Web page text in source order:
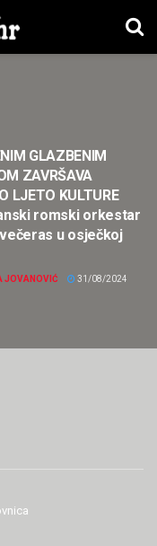
GLAZBENIM
ZAVRŠAVA
LJETO KULTURE
romski orkestar
u osječkoj
JOVANOVIĆ 31/08/2024